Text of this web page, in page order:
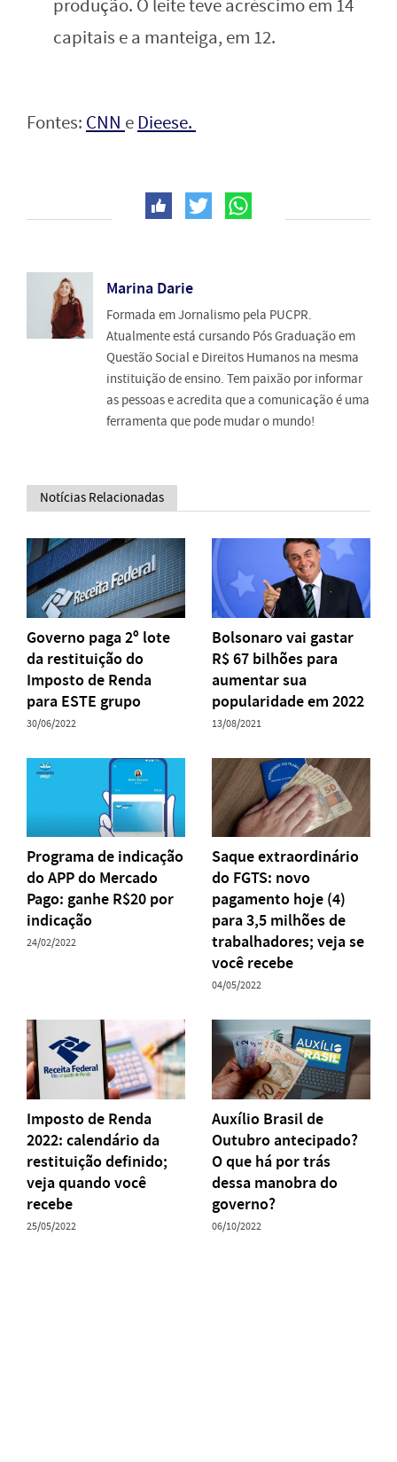
produção. O leite teve acréscimo em 14
capitais e a manteiga, em 12.
Fontes: CNN eDieese.
Marina Darie
Formada em Jornalismo pela PUCPR.
Atualmente está cursando Pós Graduação em
Questão Social e Direitos Humanos na mesma
instituição de ensino. Tem paixão por informar
as pessoas e acredita que a comunicação é uma
ferramenta que pode mudar o mundo!
Notícias Relacionadas
Governo paga 2º lote
da restituição do
Imposto de Renda
para ESTE grupo
30/06/2022
Bolsonaro vai gastar
R$ 67 bilhões para
aumentar sua
popularidade em 2022
13/08/2021
Programa de indicação
do APP do Mercado
Pago: ganhe R$20 por
indicação
24/02/2022
Saque extraordinário
do FGTS: novo
pagamento hoje (4)
para 3,5 milhões de
trabalhadores; veja se
você recebe
04/05/2022
Imposto de Renda
2022: calendário da
restituição definido;
veja quando você
recebe
25/05/2022
Auxílio Brasil de
Outubro antecipado?
O que há por trás
dessa manobra do
governo?
06/10/2022